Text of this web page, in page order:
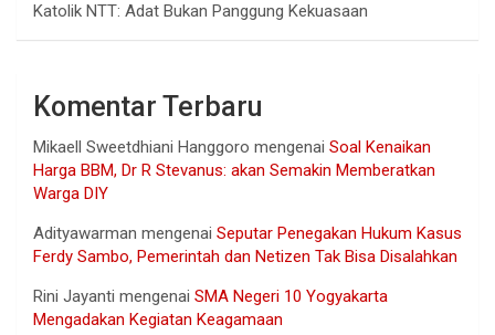
Katolik NTT: Adat Bukan Panggung Kekuasaan
Komentar Terbaru
Mikaell Sweetdhiani Hanggoro mengenai Soal Kenaikan
Harga BBM, Dr R Stevanus: akan Semakin Memberatkan
Warga DIY
Adityawarman mengenai Seputar Penegakan Hukum Kasus
Ferdy Sambo, Pemerintah dan Netizen Tak Bisa Disalahkan
Rini Jayanti mengenai SMA Negeri 10 Yogyakarta
Mengadakan Kegiatan Keagamaan